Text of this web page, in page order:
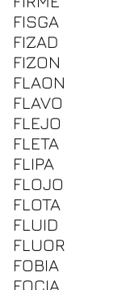
FISGA
FIZAD
FIZON
FLAON
FLAVO
FLEJO
FLETA
FLIPA
FLOJO
FLOTA
FLUID
FLUOR
FOBIA
FOCIA